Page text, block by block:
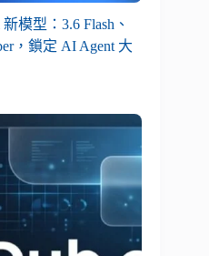
模型：3.6 Flash、
，鎖定 AI Agent 大